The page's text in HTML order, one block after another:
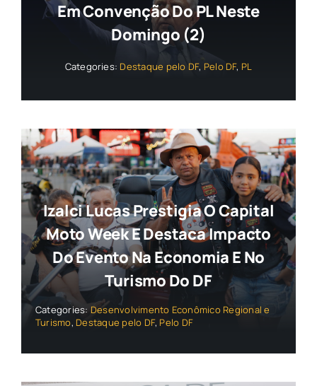
Em Convenção Do PL Neste
Domingo (2)
Categories: Destaque pelo DF, Pelo DF, PL
Izalci Lucas Prestigia O Capital
Moto Week E Destaca Impacto
Do Evento Na Economia E No
Turismo Do DF
Categories: Desenvolvimento Econômico Regional e
Turismo, Destaque pelo DF, Pelo DF